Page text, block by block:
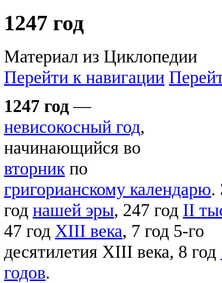
1247 год
Материал из Циклопедии
Перейти к навигации
1247 год —
невисокосный год,
начинающийся во
вторник по
григорианскому календарю.
год нашей эры, 247 год II
47 год XIII века, 7 год 5-го
десятилетия XIII века, 8 год
годов.